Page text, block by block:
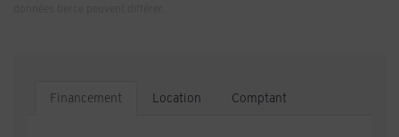
Financement Location Comptant